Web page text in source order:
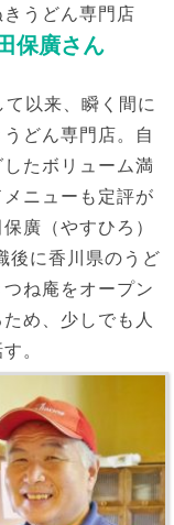
うどん専門店
保廣さん
以来、瞬く間に
どん専門店。自
たボリューム満
ニューも定評が
廣（やすひろ）
後に香川県のうど
ね庵をオープン
め、少しでも人
。